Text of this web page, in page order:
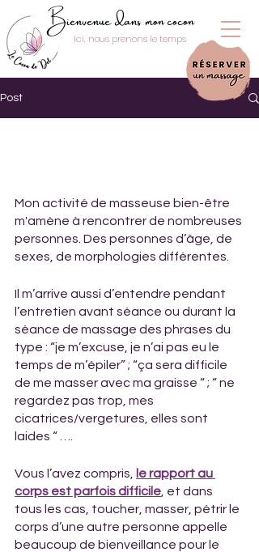
Bienvenue dans mon cocon
Ici, nous prenons le temps
Post
Mon activité de masseuse bien-être
m'amène à rencontrer de nombreuses
personnes. Des personnes d’âge, de
sexes, de morphologies différentes.
Il m’arrive aussi d’entendre pendant
l’entretien avant séance ou durant la
séance de massage des phrases du
type : “je m’excuse, je n’ai pas eu le
temps de m’épiler” ; “ça sera difficile
de me masser avec ma graisse “ ; “ ne
regardez pas trop, mes
cicatrices/vergetures, elles sont
laides “ ….
Vous l’avez compris,
le rapport au
corps est parfois difficile , et dans
tous les cas, toucher, masser, pétrir le
corps d’une autre personne appelle
beaucoup de bienveillance pour le